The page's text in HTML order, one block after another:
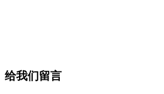
给我们留言